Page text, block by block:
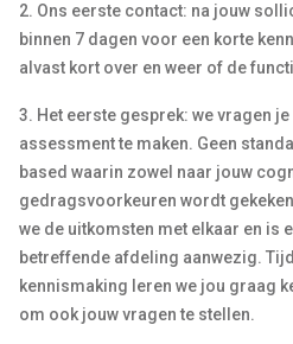
2. Ons eerste contact: na jouw
binnen 7 dagen voor een korte
alvast kort over en weer of de
3. Het eerste gesprek: we vragen
assessment te maken. Geen
based waarin zowel naar jouw
gedragsvoorkeuren wordt
we de uitkomsten met elkaar en is
betreffende afdeling aanwezig.
kennismaking leren we jou graag
om ook jouw vragen te stellen.